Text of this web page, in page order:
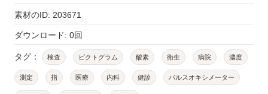
素材のID: 203671
ダウンロード: 0回
タグ： 検査 ピクトグラム 酸素 衛生 病院 濃度
測定 指 医療 内科 健診 パルスオキシメーター